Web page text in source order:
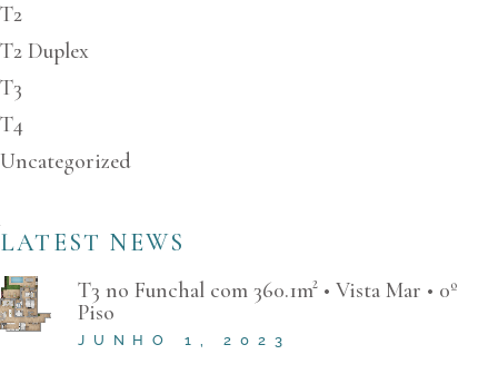
T2
T2 Duplex
T3
T4
Uncategorized
LATEST NEWS
T3 no Funchal com 360.1m² • Vista Mar • 0º
Piso
JUNHO 1, 2023